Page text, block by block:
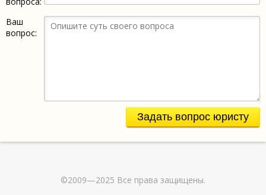
Ваш
вопрос:
Задать вопрос юристу
©2009—2025 Все права защищены.